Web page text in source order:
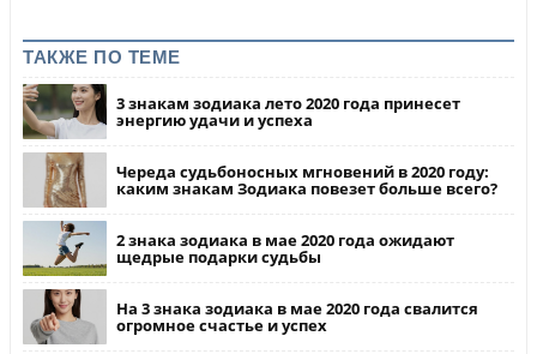
ТАКЖЕ ПО ТЕМЕ
3 знакам зодиака лето 2020 года принесет
энергию удачи и успеха
Череда судьбоносных мгновений в 2020 году:
каким знакам Зодиака повезет больше всего?
2 знака зодиака в мае 2020 года ожидают
щедрые подарки судьбы
На 3 знака зодиака в мае 2020 года свалится
огромное счастье и успех